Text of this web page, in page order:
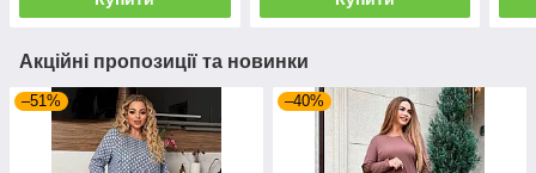
Акційні пропозиції та новинки
–51% –40%